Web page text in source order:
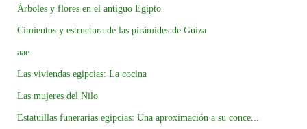
Árboles y flores en el antiguo Egipto
Cimientos y estructura de las pirámides de Guiza
aae
Las viviendas egipcias: La cocina
Las mujeres del Nilo
Estatuillas funerarias egipcias: Una aproximación a su conce...